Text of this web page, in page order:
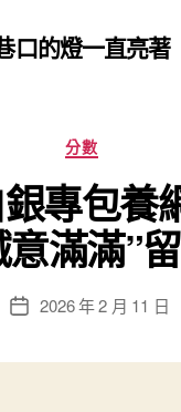
口的燈一直亮著
分
類
分數
專包養
意滿滿”
文 2026 年 2 月 11 日